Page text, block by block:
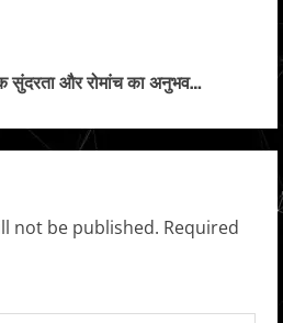
सुंदरता और रोमांच का अनुभव…
not be published. Required